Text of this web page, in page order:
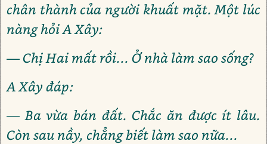
chân thành của người khuất mặt. Một lúc
nàng hỏi A Xây:
— Chị Hai mất rồi... Ở nhà làm sao sống?
A Xây đáp:
— Ba vừa bán đất. Chắc ăn được ít lâu.
Còn sau nầy, chẳng biết làm sao nữa...